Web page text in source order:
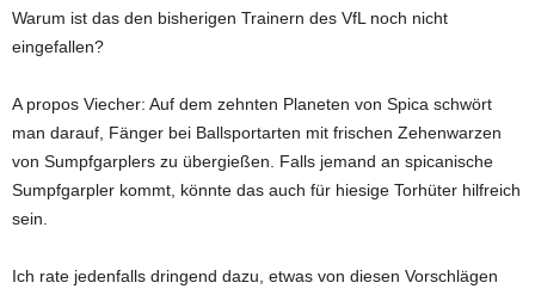
Warum ist das den bisherigen Trainern des VfL noch nicht
eingefallen?
A propos Viecher: Auf dem zehnten Planeten von Spica schwört
man darauf, Fänger bei Ballsportarten mit frischen Zehenwarzen
von Sumpfgarplers zu übergießen. Falls jemand an spicanische
Sumpfgarpler kommt, könnte das auch für hiesige Torhüter hilfreich
sein.
Ich rate jedenfalls dringend dazu, etwas von diesen Vorschlägen